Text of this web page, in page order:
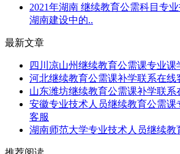
2021年湖南 继续教育公需科目专
湖南建设中的..
最新文章
四川凉山州继续教育公需课专业课
河北继续教育公需课补学联系在线
山东潍坊继续教育公需课补学联系
安徽专业技术人员继续教育公需课
客服
湖南师范大学专业技术人员继续教